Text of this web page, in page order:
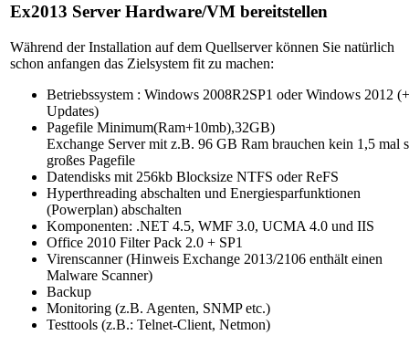
Ex2013 Server Hardware/VM bereitstellen
Während der Installation auf dem Quellserver können Sie natürlich
schon anfangen das Zielsystem fit zu machen:
Betriebssystem : Windows 2008R2SP1 oder Windows 2012 (+
Updates)
Pagefile Minimum(Ram+10mb),32GB)
Exchange Server mit z.B. 96 GB Ram brauchen kein 1,5 mal
großes Pagefile
Datendisks mit 256kb Blocksize NTFS oder ReFS
Hyperthreading abschalten und Energiesparfunktionen
(Powerplan) abschalten
Komponenten: .NET 4.5, WMF 3.0, UCMA 4.0 und IIS
Office 2010 Filter Pack 2.0 + SP1
Virenscanner (Hinweis Exchange 2013/2106 enthält einen
Malware Scanner)
Backup
Monitoring (z.B. Agenten, SNMP etc.)
Testtools (z.B.: Telnet-Client, Netmon)